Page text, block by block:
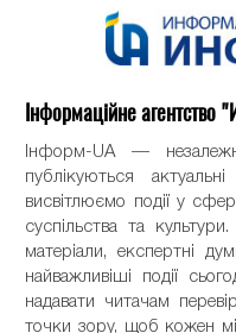
Інформаційне
Інформ-UA —
публікуються
висвітлюємо події у
суспільства та
матеріали, експертні
найважливіші події
надавати читачам
точки зору, щоб кожен